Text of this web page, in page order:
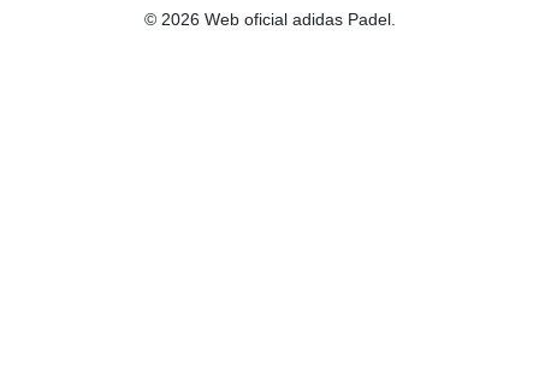
© 2026 Web oficial adidas Padel.